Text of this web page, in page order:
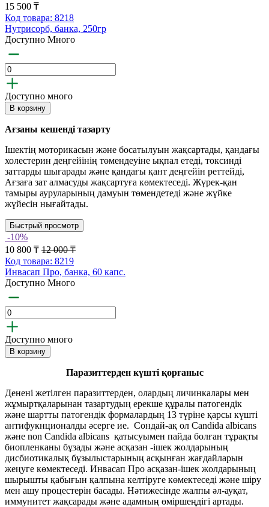
15 500 ₸
Код товара: 8218
Нутрисорб, банка, 250гр
Доступно Много
Доступно много
В корзину
Ағзаны кешенді тазарту
Ішектің моторикасын және босатылуын жақсартады, қандағы
холестерин деңгейінің төмендеуіне ықпал етеді, токсинді
заттарды шығарады және қандағы қант деңгейін реттейді,
Ағзаға зат алмасуды жақсартуға көмектеседі. Жүрек-қан
тамыры ауруларының дамуын төмендетеді және жүйке
жүйесін нығайтады.
Быстрый просмотр
-10%
10 800 ₸ 12 000 ₸
Код товара: 8219
Инвасап Про, банка, 60 капс.
Доступно Много
Доступно много
В корзину
Паразиттерден күшті қорғаныс
Денені жетілген паразиттерден, олардың личинкалары мен
жұмыртқаларынан тазартудың ерекше құралы патогендік
және шартты патогендік формалардың 13 түріне қарсы күшті
антифукнционалды әсерге ие. Сондай-ақ ол Candida albicans
және non Candida albicans қатысуымен пайда болған тұрақты
биопленканы бұзады және асқазан -ішек жолдарының
дисбиотикалық бұзылыстарының асқынған жағдайларын
жеңуге көмектеседі. Инвасап Про асқазан-ішек жолдарының
шырышты қабығын қалпына келтіруге көмектеседі және шіру
мен ашу процестерін басады. Нәтижесінде жалпы әл-ауқат,
иммунитет жақсарады және адамның өміршеңдігі артады.